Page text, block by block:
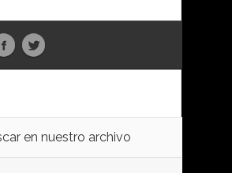
en nuestro archivo